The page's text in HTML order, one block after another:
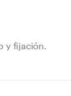
y fijación.